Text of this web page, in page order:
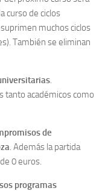
curso de ciclos
muchos ciclos
También se eliminan
.
tanto académicos como
de
. Además la partida
0 euros.
programas